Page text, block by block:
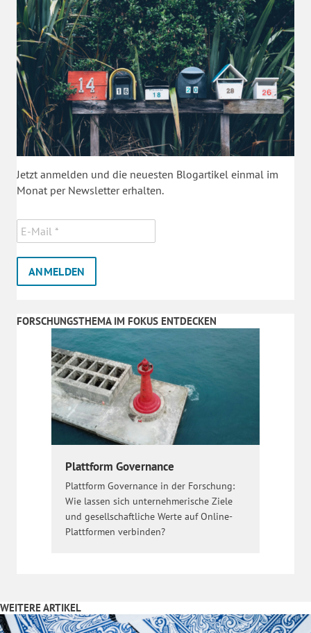
Jetzt anmelden und die neuesten Blogartikel einmal im
Monat per Newsletter erhalten.
FORSCHUNGSTHEMA IM FOKUS ENTDECKEN
Plattform Governance
Plattform Governance in der Forschung:
Wie lassen sich unternehmerische Ziele
und gesellschaftliche Werte auf Online-
Plattformen verbinden?
WEITERE ARTIKEL